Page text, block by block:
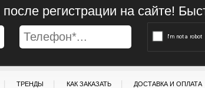
регистрации на сайте!
ТРЕНДЫ КАК ЗАКАЗАТЬ ДОСТАВКА И ОПЛАТА